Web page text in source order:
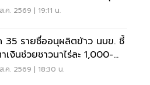
.ค. 2569 | 19:11 น.
35 รายชื่ออนุผลิตข้าว นบข. ชี้
าเงินช่วยชาวนาไร่ละ 1,000-
.ค. 2569 | 18:30 น.